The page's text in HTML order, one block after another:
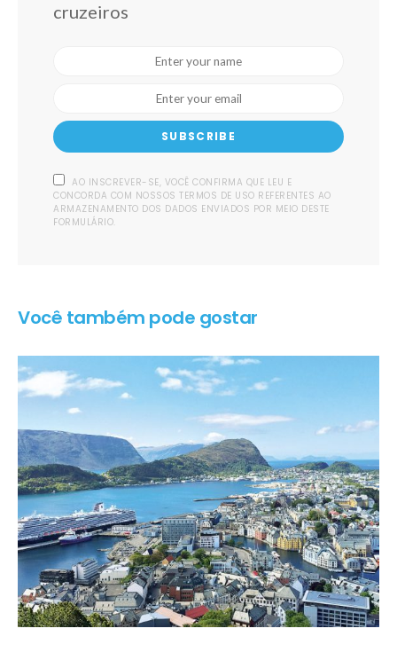
cruzeiros
SUBSCRIBE
AO INSCREVER-SE, VOCÊ CONFIRMA QUE LEU E
CONCORDA COM NOSSOS TERMOS DE USO REFERENTES AO
ARMAZENAMENTO DOS DADOS ENVIADOS POR MEIO DESTE
FORMULÁRIO.
Você também pode gostar